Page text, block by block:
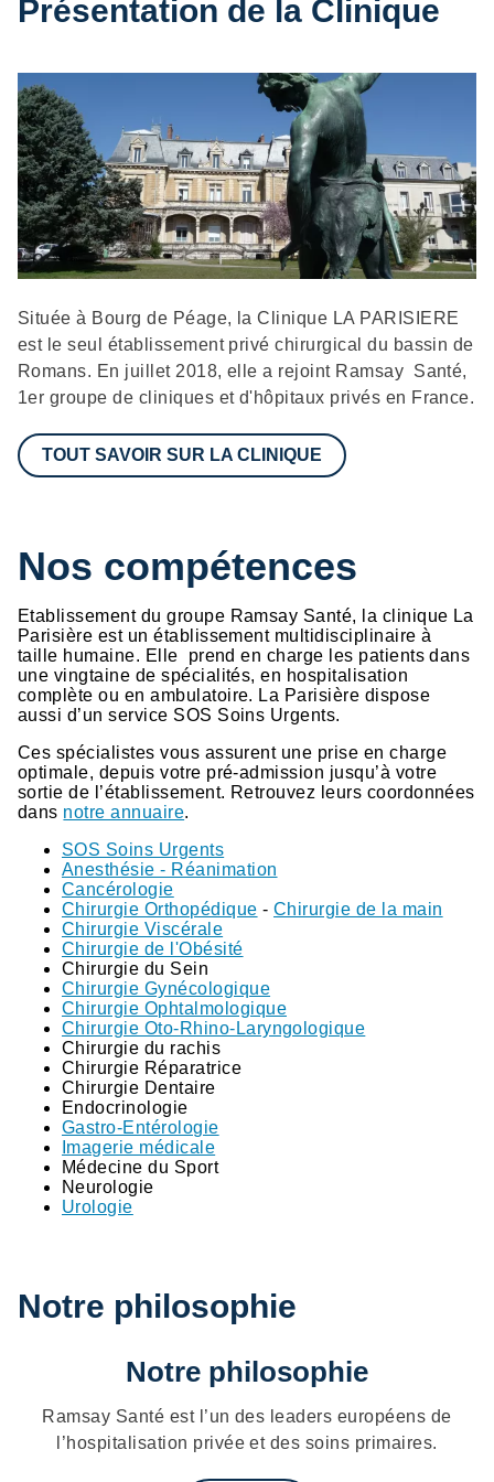
Présentation de la Clinique
Description
Située à Bourg de Péage, la Clinique LA PARISIERE
est le seul établissement privé chirurgical du bassin de
Romans. En juillet 2018, elle a rejoint Ramsay Santé,
1er groupe de cliniques et d'hôpitaux privés en France.
TOUT SAVOIR SUR LA CLINIQUE
Nos compétences
Etablissement du groupe Ramsay Santé, la clinique La
Parisière est un établissement multidisciplinaire à
taille humaine. Elle prend en charge les patients dans
une vingtaine de spécialités, en hospitalisation
complète ou en ambulatoire. La Parisière dispose
aussi d’un service SOS Soins Urgents.
Ces spécialistes vous assurent une prise en charge
optimale, depuis votre pré-admission jusqu’à votre
sortie de l’établissement. Retrouvez leurs coordonnées
dans notre annuaire.
SOS Soins Urgents
Anesthésie - Réanimation
Cancérologie
Chirurgie Orthopédique -Chirurgie de la main
Chirurgie Viscérale
Chirurgie de l'Obésité
Chirurgie du Sein
Chirurgie Gynécologique
Chirurgie Ophtalmologique
Chirurgie Oto-Rhino-Laryngologique
Chirurgie du rachis
Chirurgie Réparatrice
Chirurgie Dentaire
Endocrinologie
Gastro-Entérologie
Imagerie médicale
Médecine du Sport
Neurologie
Urologie
Notre philosophie
Notre philosophie
Ramsay Santé est l’un des leaders européens de
l’hospitalisation privée et des soins primaires.